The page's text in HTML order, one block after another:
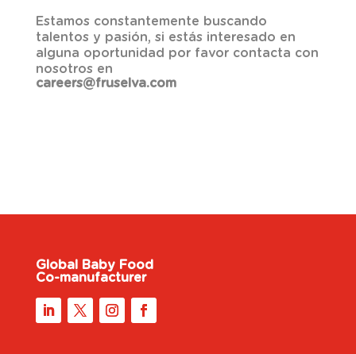
Estamos constantemente buscando
talentos y pasión, si estás interesado en
alguna oportunidad por favor contacta con
nosotros en
careers@fruselva.com
Global Baby Food
Co-manufacturer